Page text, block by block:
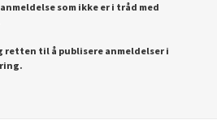
som ikke er i tråd med
retten til å publisere anmeldelser i